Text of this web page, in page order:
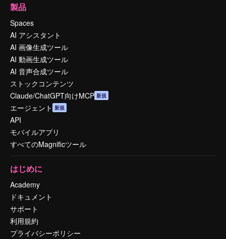
製品
Spaces
AI アシスタント
AI 画像生成ツール
AI 動画生成ツール
AI 音声合成ツール
ストックコンテンツ
Claude/ChatGPT向けMCP 新規
エージェント 新規
API
モバイルアプリ
すべてのMagnificツール
はじめに
Academy
ドキュメント
サポート
利用規約
プライバシーポリシー